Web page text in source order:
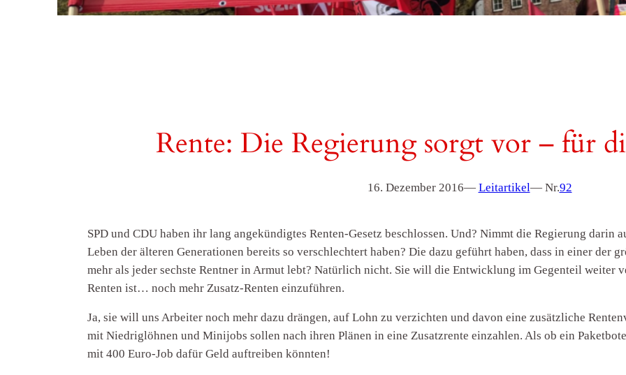
Rente: Die Regierung sorgt vor – für
16. Dezember 2016— Leitartikel— Nr.92
SPD und CDU haben ihr lang angekündigtes Renten-Gesetz beschlossen. Und? Nimmt die Regierung darin
Leben der älteren Generationen bereits so verschlechtert haben? Die dazu geführt haben, dass in einer der
mehr als jeder sechste Rentner in Armut lebt? Natürlich nicht. Sie will die Entwicklung im Gegenteil weiter
Renten ist… noch mehr Zusatz-Renten einzuführen.
Ja, sie will uns Arbeiter noch mehr dazu drängen, auf Lohn zu verzichten und davon eine zusätzliche
mit Niedriglöhnen und Minijobs sollen nach ihren Plänen in eine Zusatzrente einzahlen. Als ob ein
mit 400 Euro-Job dafür Geld auftreiben könnten!